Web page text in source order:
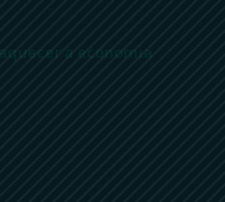
a economia